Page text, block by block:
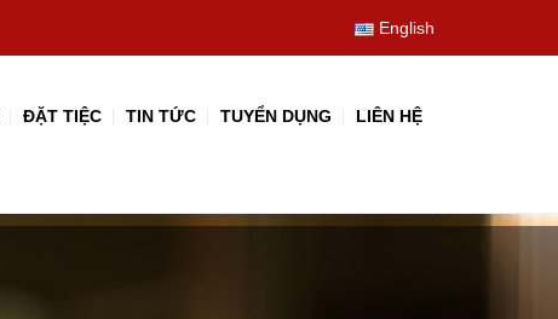
English
ĐẶT TIỆC TIN TỨC TUYỂN DỤNG LIÊN HỆ